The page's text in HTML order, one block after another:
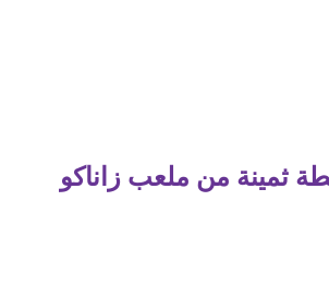
ثمينة من ملعب زاناكو